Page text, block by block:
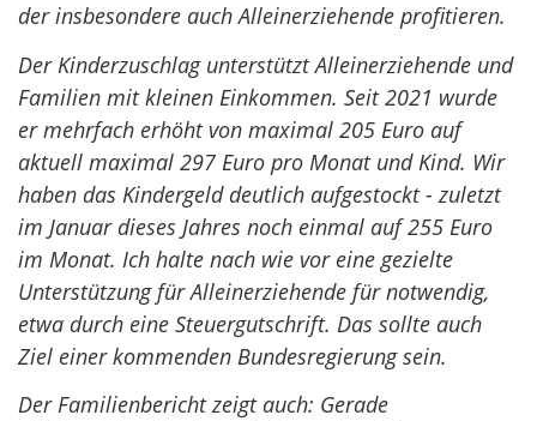
der insbesondere auch Alleinerziehende profitieren.
Der Kinderzuschlag unterstützt Alleinerziehende und
Familien mit kleinen Einkommen. Seit 2021 wurde
er mehrfach erhöht von maximal 205 Euro auf
aktuell maximal 297 Euro pro Monat und Kind. Wir
haben das Kindergeld deutlich aufgestockt - zuletzt
im Januar dieses Jahres noch einmal auf 255 Euro
im Monat. Ich halte nach wie vor eine gezielte
Unterstützung für Alleinerziehende für notwendig,
etwa durch eine Steuergutschrift. Das sollte auch
Ziel einer kommenden Bundesregierung sein.
Der Familienbericht zeigt auch: Gerade